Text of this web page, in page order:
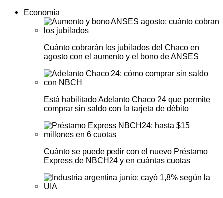
Economía
Cuánto cobrarán los jubilados del Chaco en
agosto con el aumento y el bono de ANSES
Está habilitado Adelanto Chaco 24 que permite
comprar sin saldo con la tarjeta de débito
Cuánto se puede pedir con el nuevo Préstamo
Express de NBCH24 y en cuántas cuotas